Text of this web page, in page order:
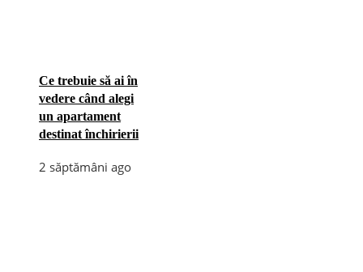
Ce trebuie să ai în
vedere când alegi
un apartament
destinat închirierii
2 săptămâni ago